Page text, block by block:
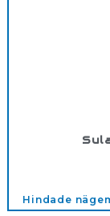
Hindade